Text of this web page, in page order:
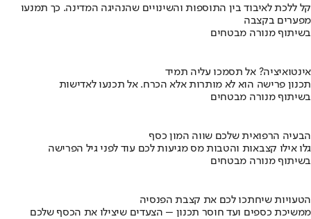
קל ללכת לאיבוד בין התוספות והשינויים שהנהיגה המדינה. כך תמנעו
מפערים בקצבה
בשיתוף מנורה מבטחים
אינטואיציה? אל תסמכו עליה תמיד
תכנון פרישה הוא לא מותרות אלא הכרח. אל תכנעו לאדישות
בשיתוף מנורה מבטחים
הבעיה הרפואית שלכם שווה המון כסף
גלו אילו קצבאות והטבות מס מגיעות לכם עוד לפני גיל הפרישה
בשיתוף מנורה מבטחים
הטעויות שיחתכו לכם את קצבת הפנסיה
ממשיכת כספים ועד חוסר תכנון – הצעדים שיצילו את הכסף שלכם